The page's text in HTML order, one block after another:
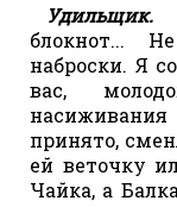
Удильщик.
блокнот...
наброски. Я
вас,
принято,
ей веточку
Чайка, а